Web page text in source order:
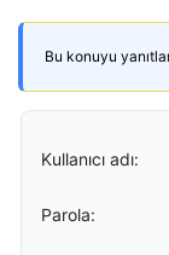
Bu konuyu
Kullanıcı adı:
Parola: